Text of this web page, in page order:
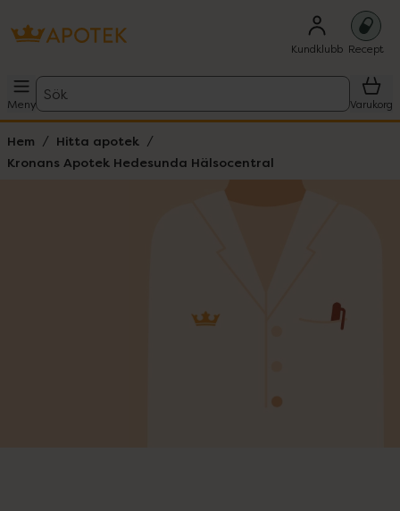
Kundklubb Recept
Meny
Sök
Varukorg
Hem
Hitta apotek
Kronans Apotek Hedesunda Hälsocentral